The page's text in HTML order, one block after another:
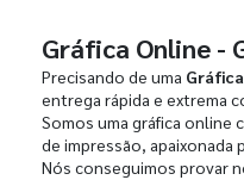
Gráfica Online -
Precisando de uma
entrega rápida e extrema
Somos uma gráfica online
de impressão, apaixonada
Nós conseguimos provar